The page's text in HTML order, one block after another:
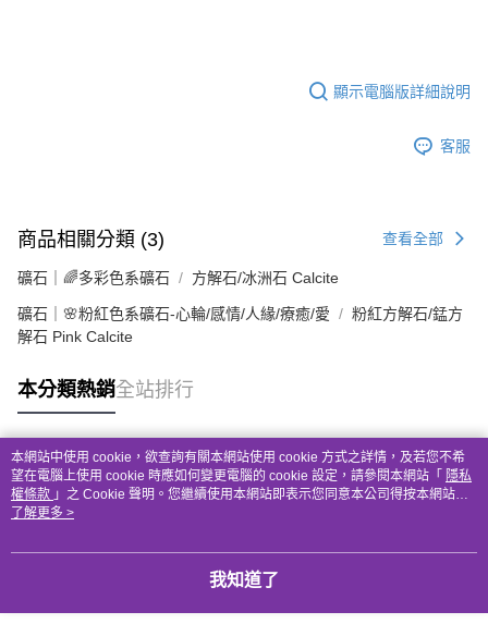
顯示電腦版詳細說明
客服
商品相關分類 (3) 查看全部
礦石｜🌈多彩色系礦石 方解石/冰洲石 Calcite
礦石｜🌸粉紅色系礦石-心輪/感情/人緣/療癒/愛
粉紅方解石/錳方
解石 Pink Calcite
本分類熱銷全站排行
熱門標籤
本網站中使用 cookie，欲查詢有關本網站使用 cookie 方式之詳情，及若您不希
望在電腦上使用 cookie 時應如何變更電腦的 cookie 設定，請參閱本網站「 隱私
權條款 」之 Cookie 聲明。您繼續使用本網站即表示您同意本公司得按本網站使
用條款之 Cookie 聲明使用 cookie。
了解更多 >
我知道了